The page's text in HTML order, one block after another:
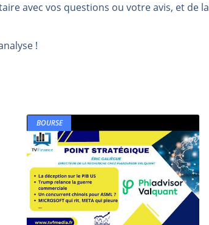
avec vos questions ou votre avis, et de la
!
BOURSE